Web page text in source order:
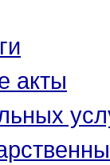
акты